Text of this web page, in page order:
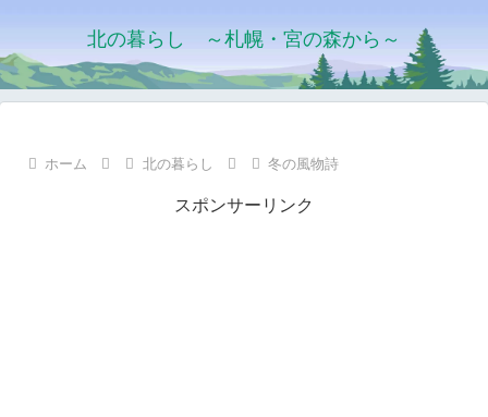
北の暮らし ～札幌・宮の森から～
ホーム 北の暮らし 冬の風物詩
スポンサーリンク